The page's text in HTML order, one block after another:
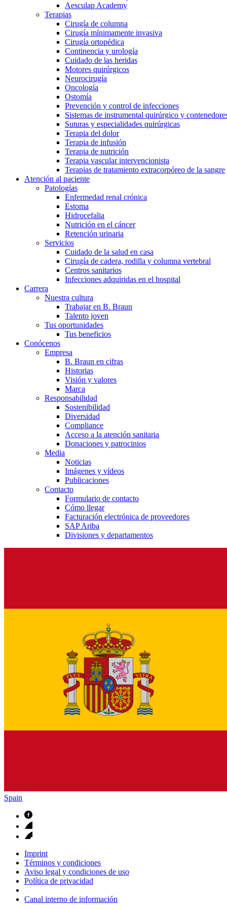
Catálogo de productos
Encuentra el producto que estás buscando. Visita el catálogo
Cuidado de la salud en casa
Cuidar de la salud en casa te ofrece la posibilidad de
Encuentra tu trabajo
Descubre tus oportunidades profesionales en B. Braun.
Contacto
Contacto
En diálogo con B. Braun. Ponte en contacto con nosotros.
Aesculap Academy
Terapias
Cirugía de columna
Cirugía mínimamente invasiva
Cirugía ortopédica
Continencia y urología
Cuidado de las heridas
Motores quirúrgicos
Neurocirugía
Oncología
Ostomía
Prevención y control de infecciones
Sistemas de instrumental quirúrgico y
Suturas y especialidades quirúrgicas
Terapia del dolor
Terapia de infusión
Terapia de nutrición
Terapia vascular intervencionista
Terapias de tratamiento extracorpóreo de la sangre
Atención al paciente
Patologías
Enfermedad renal crónica
Estoma
Hidrocefalia
Nutrición en el cáncer
Retención urinaria
Servicios
Cuidado de la salud en casa
Cirugía de cadera, rodilla y columna vertebral
Centros sanitarios
Infecciones adquiridas en el hospital
Carrera
Nuestra cultura
Trabajar en B. Braun
Talento joven
Tus oportunidades
Tus beneficios
Conócenos
Empresa
B. Braun en cifras
Historias
Visión y valores
Marca
Responsabilidad
Sostenibilidad
Diversidad
Compliance
Acceso a la atención sanitaria
Donaciones y patrocinios
Media
Noticias
Imágenes y vídeos
Publicaciones
Contacto
Formulario de contacto
Cómo llegar
Facturación electrónica de proveedores
SAP Ariba
Divisiones y departamentos
Spain
Imprint
Términos y condiciones
Aviso legal y condiciones de uso
Política de privacidad
Canal interno de información